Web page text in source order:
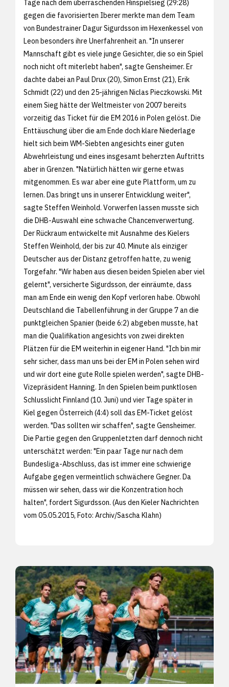
Tage nach dem überraschenden Hinspielsieg (29:28)
gegen die favorisierten Iberer merkte man dem Team
von Bundestrainer Dagur Sigurdsson im Hexenkessel von
Leon besonders ihre Unerfahrenheit an. "In unserer
Mannschaft gibt es viele junge Gesichter, die so ein Spiel
noch nicht oft miterlebt haben", sagte Gensheimer. Er
dachte dabei an Paul Drux (20), Simon Ernst (21), Erik
Schmidt (22) und den 25-jährigen Niclas Pieczkowski. Mit
einem Sieg hätte der Weltmeister von 2007 bereits
vorzeitig das Ticket für die EM 2016 in Polen gelöst. Die
Enttäuschung über die am Ende doch klare Niederlage
hielt sich beim WM-Siebten angesichts einer guten
Abwehrleistung und eines insgesamt beherzten Auftritts
aber in Grenzen. "Natürlich hätten wir gerne etwas
mitgenommen. Es war aber eine gute Plattform, um zu
lernen. Das bringt uns in unserer Entwicklung weiter",
sagte Steffen Weinhold. Vorwerfen lassen musste sich
die DHB-Auswahl eine schwache Chancenverwertung.
Der Rückraum entwickelte mit Ausnahme des Kielers
Steffen Weinhold, der bis zur 40. Minute als einziger
Deutscher aus der Distanz getroffen hatte, zu wenig
Torgefahr. "Wir haben aus diesen beiden Spielen aber viel
gelernt", versicherte Sigurdsson, der einräumte, dass
man am Ende ein wenig den Kopf verloren habe. Obwohl
Deutschland die Tabellenführung in der Gruppe 7 an die
punktgleichen Spanier (beide 6:2) abgeben musste, hat
man die Qualifikation angesichts von zwei direkten
Plätzen für die EM weiterhin in eigener Hand. "Ich bin mir
sehr sicher, dass man uns bei der EM in Polen sehen wird
und wir dort eine gute Rolle spielen werden", sagte DHB-
Vizepräsident Hanning. In den Spielen beim punktlosen
Schlusslicht Finnland (10. Juni) und vier Tage später in
Kiel gegen Österreich (4:4) soll das EM-Ticket gelöst
werden. "Das sollten wir schaffen", sagte Gensheimer.
Die Partie gegen den Gruppenletzten darf dennoch nicht
unterschätzt werden: "Ein paar Tage nur nach dem
Bundesliga-Abschluss, das ist immer eine schwierige
Aufgabe gegen vermeintlich schwächere Gegner. Da
müssen wir sehen, dass wir die Konzentration hoch
halten", fordert Sigurdsson. (Aus den Kieler Nachrichten
vom 05.05.2015, Foto: Archiv/Sascha Klahn)